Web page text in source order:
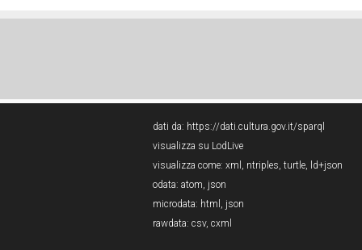
dati da: https://dati.cultura.gov.it/sparql
visualizza su LodLive
visualizza come: xml , ntriples, turtle, ld+json
odata: atom, json
microdata: html , json
rawdata: csv, cxml